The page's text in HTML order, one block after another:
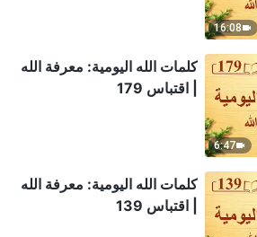
16:08
6:47
كلمات الله اليومية: معرفة الله
| اقتباس 179
كلمات الله اليومية: معرفة الله
| اقتباس 139